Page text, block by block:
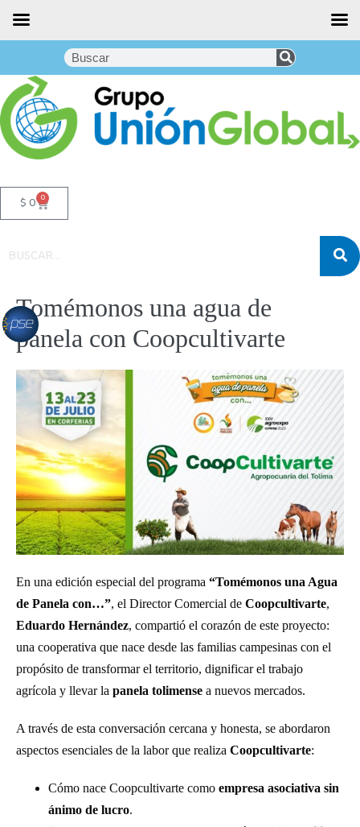
$0 0
Tomémonos una agua de
panela con Coopcultivarte
En una edición especial del programa “Tomémonos una Agua
de Panela con…”, el Director Comercial de Coopcultivarte,
Eduardo Hernández, compartió el corazón de este proyecto:
una cooperativa que nace desde las familias campesinas con el
propósito de transformar el territorio, dignificar el trabajo
agrícola y llevar la panela tolimense a nuevos mercados.
A través de esta conversación cercana y honesta, se abordaron
aspectos esenciales de la labor que realiza Coopcultivarte:
Cómo nace Coopcultivarte como empresa asociativa sin
ánimo de lucro.